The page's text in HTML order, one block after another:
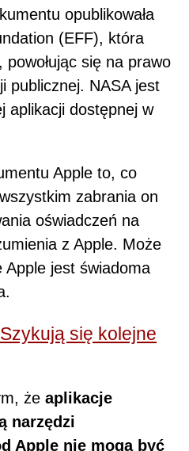
opublikowała
(EFF), która
powołując się na prawo
publicznej. NASA jest
aplikacji dostępnej w
Apple to, co
zabrania on
oświadczeń na
z Apple. Może
Apple jest świadoma
się kolejne
że aplikacje
narzędzi
Apple nie mogą być